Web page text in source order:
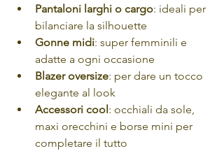
Pantaloni larghi o cargo: ideali per
bilanciare la silhouette
Gonne midi: super femminili e
adatte a ogni occasione
Blazer oversize: per dare un tocco
elegante al look
Accessori cool: occhiali da sole,
maxi orecchini e borse mini per
completare il tutto